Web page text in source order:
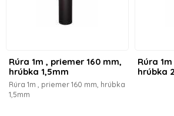
Rúra 1m , priemer 160 mm,
hrúbka 1,5mm
Rúra 1m , priemer 160 mm, hrúbka
1,5mm
Rúra
hrúbka